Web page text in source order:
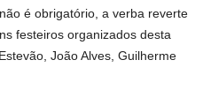
é obrigatório, a verba reverte
festeiros organizados desta
João Alves, Guilherme